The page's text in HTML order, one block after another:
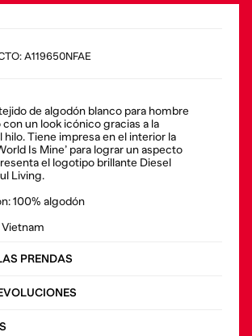
: A119650NFAE
de algodón blanco para hombre
un look icónico gracias a la
hilo. Tiene impresa en el interior la
Is Mine’ para lograr un aspecto
el logotipo brillante Diesel
Living.
100% algodón
Vietnam
PRENDAS